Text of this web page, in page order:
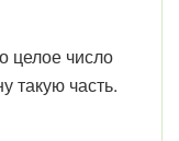
целое число
такую часть.